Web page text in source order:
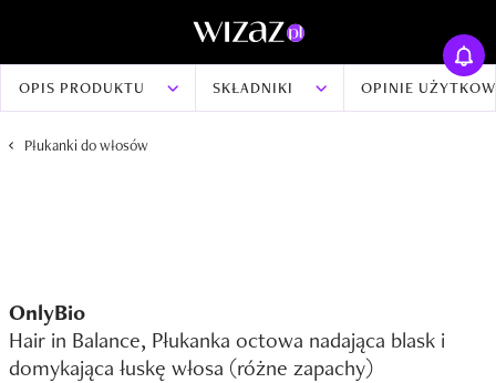
OPIS PRODUKTU SKŁADNIKI OPINIE
Płukanki do włosów
OnlyBio
Hair in Balance, Płukanka octowa nadająca blask i
domykająca łuskę włosa (różne zapachy)